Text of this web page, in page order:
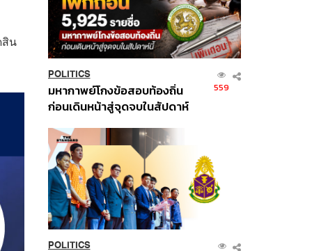
สิน
POLITICS
มหากาพย์โกงข้อสอบท้องถิ่น
ก่อนเดินหน้าสู่จุดจบในสัปดาห์
559
POLITICS